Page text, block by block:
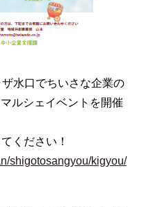
水口でちいさな企業の
ルシェイベントを開催
ください！
shigotosangyou/kigyou/